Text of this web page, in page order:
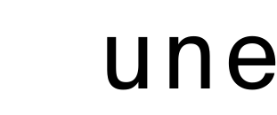
une